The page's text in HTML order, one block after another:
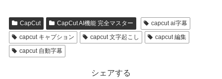
CapCut CapCut AI機能 完全マスター
capcut ai字幕
capcut キャプション
capcut 文字起こし
capcut 編集
capcut 自動字幕
シェアする